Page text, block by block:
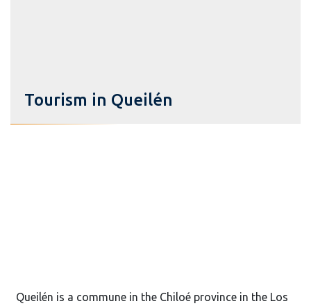
Tourism in Queilén
Queilén is a commune in the Chiloé province in the Los